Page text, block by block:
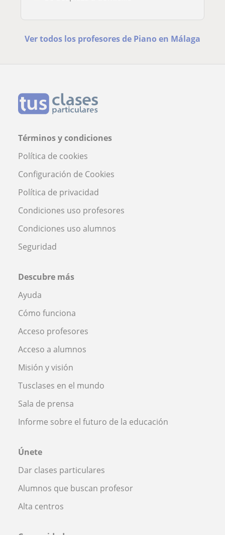
Ver todos los profesores de Piano en Málaga
Términos y condiciones
Política de cookies
Configuración de Cookies
Política de privacidad
Condiciones uso profesores
Condiciones uso alumnos
Seguridad
Descubre más
Ayuda
Cómo funciona
Acceso profesores
Acceso a alumnos
Misión y visión
Tusclases en el mundo
Sala de prensa
Informe sobre el futuro de la educación
Únete
Dar clases particulares
Alumnos que buscan profesor
Alta centros